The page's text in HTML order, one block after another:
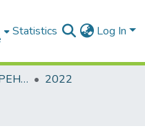
Statistics Log In
МАТЕРІАЛИ КОНФЕРЕНЦІЙ
2022